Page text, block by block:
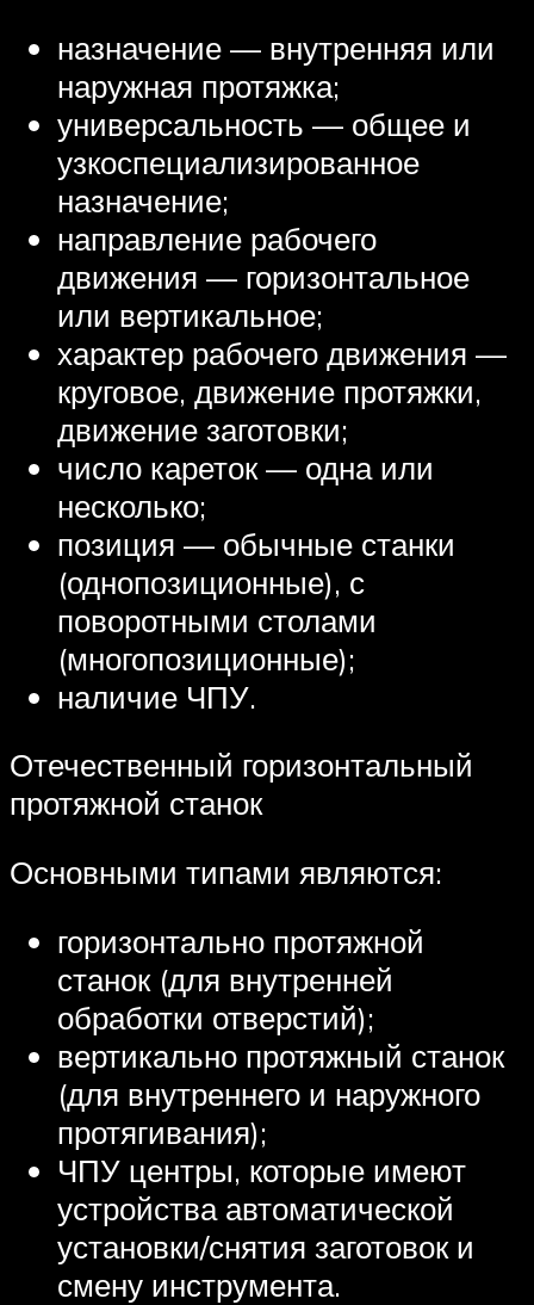
назначение — внутренняя или
наружная протяжка;
универсальность — общее и
узкоспециализированное
назначение;
направление рабочего
движения — горизонтальное
или вертикальное;
характер рабочего движения —
круговое, движение протяжки,
движение заготовки;
число кареток — одна или
несколько;
позиция — обычные станки
(однопозиционные), с
поворотными столами
(многопозиционные);
наличие ЧПУ.
Отечественный горизонтальный
протяжной станок
Основными типами являются:
горизонтально протяжной
станок (для внутренней
обработки отверстий);
вертикально протяжный станок
(для внутреннего и наружного
протягивания);
ЧПУ центры, которые имеют
устройства автоматической
установки/снятия заготовок и
смену инструмента.